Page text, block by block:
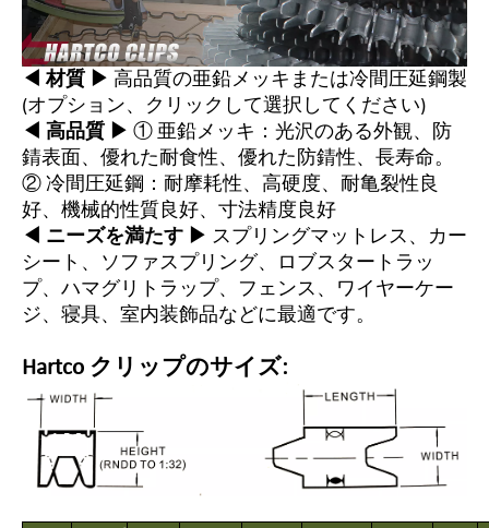
◀ 材質 ▶ 高品質の亜鉛メッキまたは冷間圧延鋼製
(オプション、クリックして選択してください)
◀ 高品質 ▶ ① 亜鉛メッキ：光沢のある外観、防
錆表面、優れた耐食性、優れた防錆性、長寿命。
② 冷間圧延鋼：耐摩耗性、高硬度、耐亀裂性良
好、機械的性質良好、寸法精度良好
◀ ニーズを満たす ▶ スプリングマットレス、カー
シート、ソファスプリング、ロブスタートラッ
プ、ハマグリトラップ、フェンス、ワイヤーケー
ジ、寝具、室内装飾品などに最適です。
Hartco クリップのサイズ: